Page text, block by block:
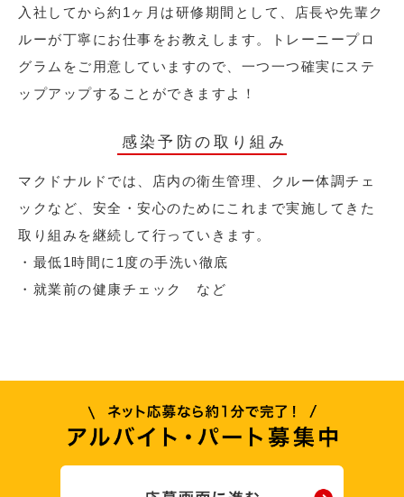
入社してから約1ヶ月は研修期間として、店長や先輩ク
ルーが丁寧にお仕事をお教えします。トレーニープロ
グラムをご用意していますので、一つ一つ確実にステ
ップアップすることができますよ！
感染予防の取り組み
マクドナルドでは、店内の衛生管理、クルー体調チェ
ックなど、安全・安心のためにこれまで実施してきた
取り組みを継続して行っていきます。
・最低1時間に1度の手洗い徹底
・就業前の健康チェック など